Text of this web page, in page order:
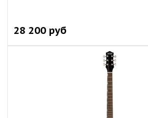
28 200 руб